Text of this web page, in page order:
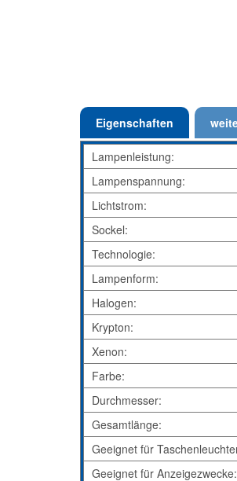
Eigenschaften
Lampenleistung:
Lampenspannung:
Lichtstrom:
Sockel:
Technologie:
Lampenform:
Halogen:
Krypton:
Xenon:
Farbe:
Durchmesser:
Gesamtlänge:
Geeignet für
Geeignet für Anzeigezwecke: